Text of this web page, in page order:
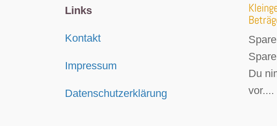
Links
Kontakt
Impressum
Datenschutzerklärung
Du
vor....